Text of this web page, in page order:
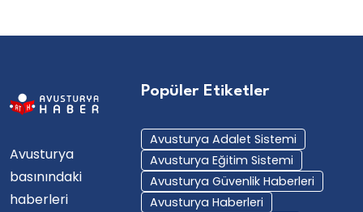
Avusturya
basınındaki
haberleri
Popüler Etiketler
Avusturya Adalet Sistemi
Avusturya Eğitim Sistemi
Avusturya Güvenlik Haberleri
Avusturya Haberleri